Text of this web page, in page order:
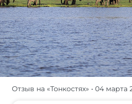
Отзыв
Отзыв на «Тонкостях» • 04 марта